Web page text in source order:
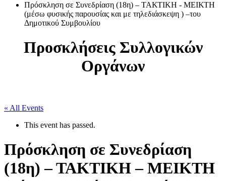
Πρόσκληση σε Συνεδρίαση (18η) – ΤΑΚΤΙΚΗ - ΜΕΙΚΤΗ
(μέσω φυσικής παρουσίας και με τηλεδιάσκεψη ) –του
Δημοτικού Συμβουλίου
Προσκλήσεις Συλλογικών
Οργάνων
« All Events
This event has passed.
Πρόσκληση σε Συνεδρίαση
(18η) – ΤΑΚΤΙΚΗ – ΜΕΙΚΤΗ